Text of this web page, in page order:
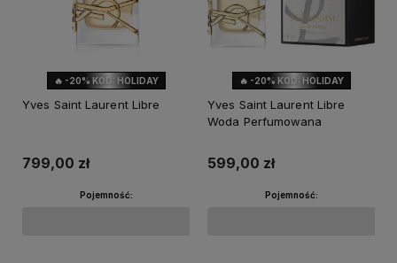
🔥 -20% KOD: HOLIDAY
Yves Saint Laurent Libre
799,00 zł
Pojemność:
🔥 -20% KOD: HOLIDAY
Yves Saint Laurent Libre
Woda Perfumowana
599,00 zł
Pojemność: